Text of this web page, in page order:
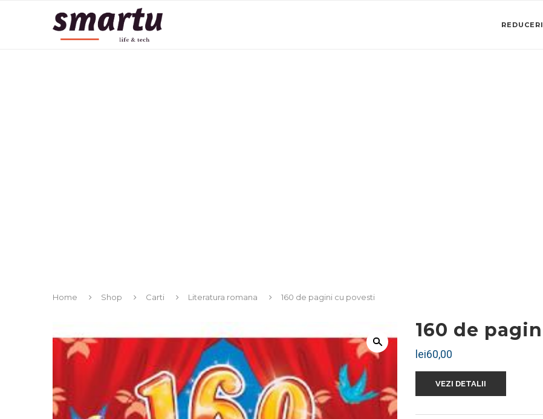
Home Shop Carti Literatura romana 160 de pagini cu povesti
160 de
lei60,00
VEZI DETALII